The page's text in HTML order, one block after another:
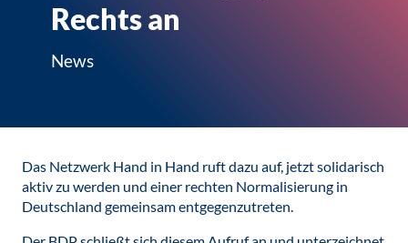
Rechts an
News
Das Netzwerk Hand in Hand ruft dazu auf, jetzt solidarisch
aktiv zu werden und einer rechten Normalisierung in
Deutschland gemeinsam entgegenzutreten.